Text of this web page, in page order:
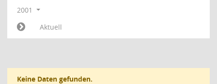
2001
Aktuell
Keine Daten gefunden.